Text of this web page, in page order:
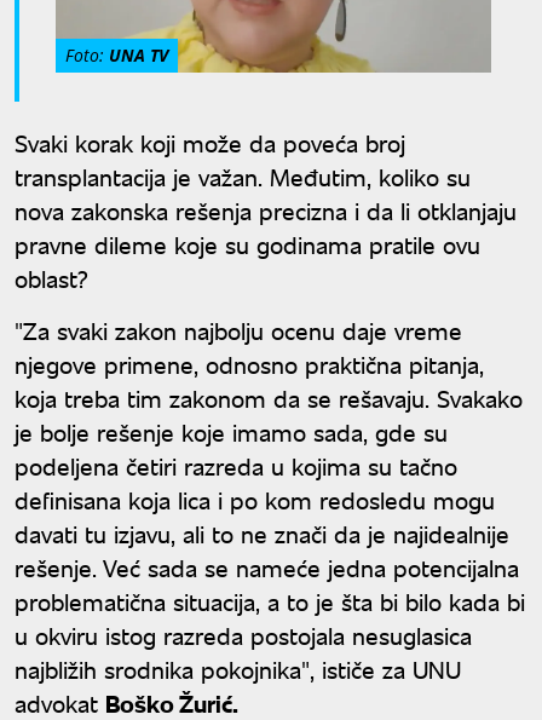
Foto: UNA TV
Svaki korak koji može da poveća broj
transplantacija je važan. Međutim, koliko su
nova zakonska rešenja precizna i da li otklanjaju
pravne dileme koje su godinama pratile ovu
oblast?
"Za svaki zakon najbolju ocenu daje vreme
njegove primene, odnosno praktična pitanja,
koja treba tim zakonom da se rešavaju. Svakako
je bolje rešenje koje imamo sada, gde su
podeljena četiri razreda u kojima su tačno
definisana koja lica i po kom redosledu mogu
davati tu izjavu, ali to ne znači da je najidealnije
rešenje. Već sada se nameće jedna potencijalna
problematična situacija, a to je šta bi bilo kada bi
u okviru istog razreda postojala nesuglasica
najbližih srodnika pokojnika", ističe za UNU
advokat Boško Žurić.